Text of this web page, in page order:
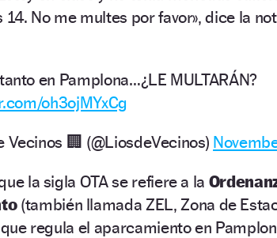
14. No me multes por favor», dice la
en Pamplona…¿LE MULTARÁN?
oh3ojMYxCg
🏢 (@LiosdeVecinos)
la sigla OTA se refiere a la
(también llamada ZEL, Zona de
regula el aparcamiento en